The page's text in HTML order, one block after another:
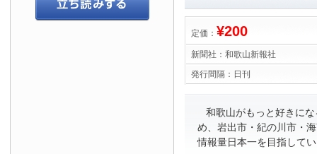
定価： ¥200
新聞社： 和歌山新報社
発行間隔： 日刊
和歌山がもっと好きに
め、岩出市・紀の川市・
情報量日本一を目指して